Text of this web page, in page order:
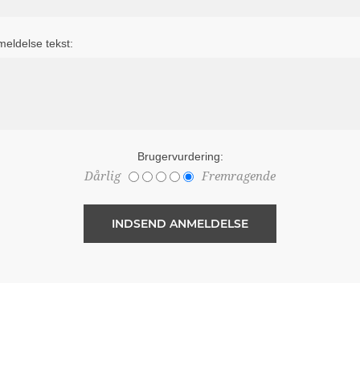
tekst:
Brugervurdering:
Dårlig Fremragende